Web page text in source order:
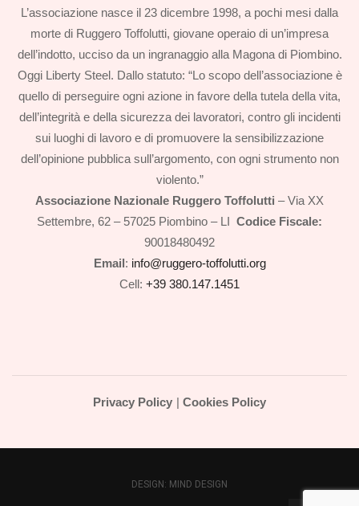
L’associazione nasce il 23 dicembre 1998, a pochi mesi dalla
morte di Ruggero Toffolutti, giovane operaio di un’impresa
dell’indotto, ucciso da un ingranaggio alla Magona di Piombino.
Oggi Liberty Steel. Dallo statuto: “Lo scopo dell’associazione è
quello di perseguire ogni azione in favore della tutela della vita,
dell’integrità e della sicurezza dei lavoratori, contro gli incidenti
sui luoghi di lavoro e di promuovere la sensibilizzazione
dell’opinione pubblica sull’argomento, con ogni strumento non
violento.”
Associazione Nazionale Ruggero Toffolutti – Via XX
Settembre, 62 – 57025 Piombino – LI Codice Fiscale:
90018480492
Email: info@ruggero-toffolutti.org
Cell: +39 380.147.1451
Privacy Policy | Cookies Policy
DESIGN: MIND DESIGN